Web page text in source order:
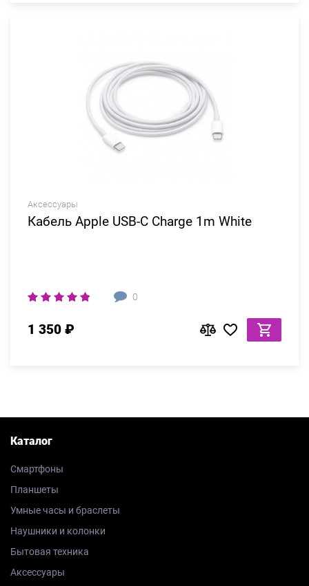
Аксессуары
Кабель Apple USB-C Charge 1m White
0
1 350 ₽
Каталог
Смартфоны
Планшеты
Умные часы и браслеты
Наушники и колонки
Бытовая техника
Аксессуары